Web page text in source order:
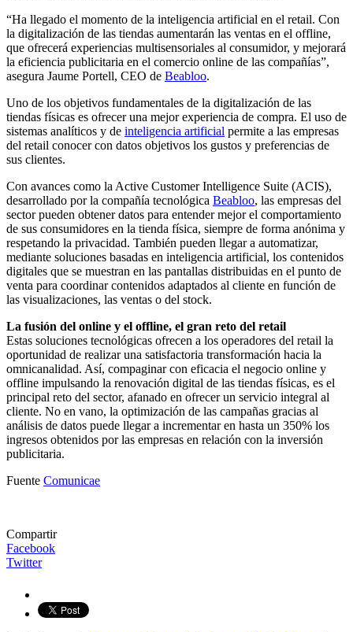
“Ha llegado el momento de la inteligencia artificial en el retail. Con
la digitalización de las tiendas aumentarán las ventas en el offline,
que ofrecerá experiencias multisensoriales al consumidor, y mejorará
la eficiencia publicitaria en el comercio online de las compañías”,
asegura Jaume Portell, CEO de Beabloo.
Uno de los objetivos fundamentales de la digitalización de las
tiendas físicas es ofrecer una mejor experiencia de compra. El uso de
sistemas analíticos y de inteligencia artificial permite a las empresas
del retail conocer con datos objetivos los gustos y preferencias de
sus clientes.
Con avances como la Active Customer Intelligence Suite (ACIS),
desarrollado por la compañía tecnológica Beabloo, las empresas del
sector pueden obtener datos para entender mejor el comportamiento
de sus consumidores en la tienda física, siempre de forma anónima y
respetando la privacidad. También pueden llegar a automatizar,
mediante soluciones basadas en inteligencia artificial, los contenidos
digitales que se muestran en las pantallas distribuidas en el punto de
venta para coordinar contenidos adaptados al cliente en función de
las visualizaciones, las ventas o del stock.
La fusión del online y el offline, el gran reto del retail
Estas soluciones tecnológicas ofrecen a los operadores del retail la
oportunidad de realizar una satisfactoria transformación hacia la
omnicanalidad. Así, compaginar con eficacia el negocio online y
offline impulsando la renovación digital de las tiendas físicas, es el
principal reto del sector, afanado en ofrecer un servicio integral al
cliente. No en vano, la optimización de las campañas gracias al
análisis de datos puede llegar a incrementar en hasta un 350% los
ingresos obtenidos por las empresas en relación con la inversión
publicitaria.
Fuente Comunicae
Compartir
Facebook
Twitter